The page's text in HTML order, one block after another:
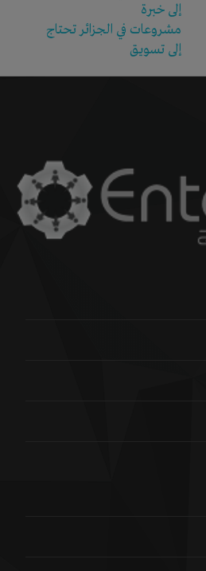
إلى خبرة
مشروعات في الجزائر تحتاج
إلى تسويق